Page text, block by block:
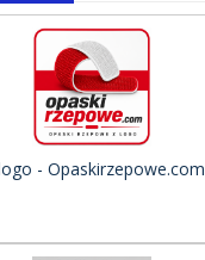
- Opaskirzepowe.com